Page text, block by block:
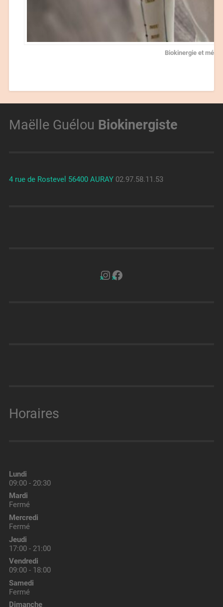
Biokinergie et
Maëlle Guélou Biokinergiste
4 rue de Rostevel 56400 AURAY02.97.58.11.53
Horaires
Lundi
09:00 - 20:30
Mardi
Fermé
Mercredi
Fermé
Jeudi
17:00 - 21:00
Vendredi
09:00 - 18:00
Samedi
Fermé
Dimanche